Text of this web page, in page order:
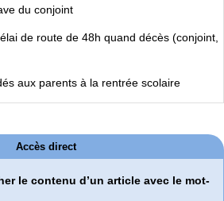
du conjoint
de route de 48h quand décès (conjoint,
aux parents à la rentrée scolaire
Accès direct
le contenu d’un article avec le mot-